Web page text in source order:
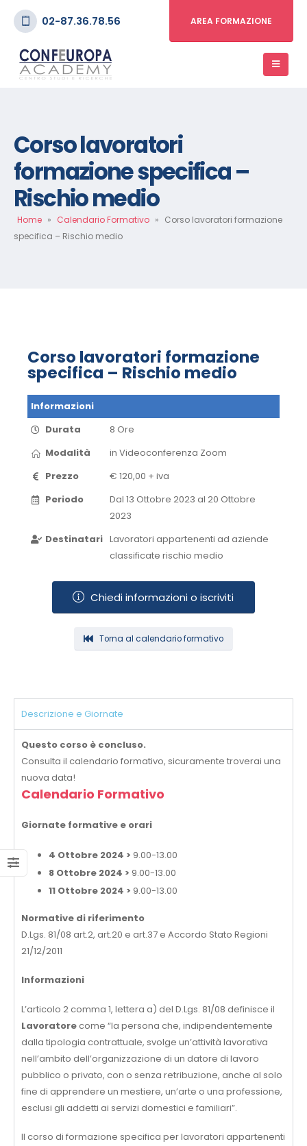
02-87.36.78.56 AREA FORMAZIONE
Corso lavoratori
formazione specifica –
Rischio medio
Home » Calendario Formativo » Corso lavoratori formazione
specifica – Rischio medio
Corso lavoratori formazione
specifica – Rischio medio
Informazioni
Durata
8 Ore
Modalità
in Videoconferenza​ Zoom​
Prezzo
€ 120,00 + iva
Periodo
Dal 13 Ottobre 2023 al 20 Ottobre
2023​
Destinatari Lavoratori appartenenti ad aziende
classificate rischio medio
Chiedi informazioni o iscriviti
Torna al calendario formativo
Descrizione e Giornate
Questo corso è concluso.
Consulta il calendario formativo, sicuramente troverai una
nuova data!
Calendario Formativo
Giornate formative e orari
4 Ottobre 2024 > 9.00-13.00
8 Ottobre 2024 > 9.00-13.00
11 Ottobre 2024 > 9.00-13.00
Normative di riferimento
D.Lgs. 81/08 art.2, art.20 e art.37 e Accordo Stato Regioni
21/12/2011
Informazioni
L’articolo 2 comma 1, lettera a) del D.Lgs. 81/08 definisce il
Lavoratorecome “la persona che, indipendentemente
dalla tipologia contrattuale, svolge un’attività lavorativa
nell’ambito dell’organizzazione di un datore di lavoro
pubblico o privato, con o senza retribuzione, anche al solo
fine di apprendere un mestiere, un’arte o una professione,
esclusi gli addetti ai servizi domestici e familiari”.
Il corso di formazione specifica per lavoratori appartenenti